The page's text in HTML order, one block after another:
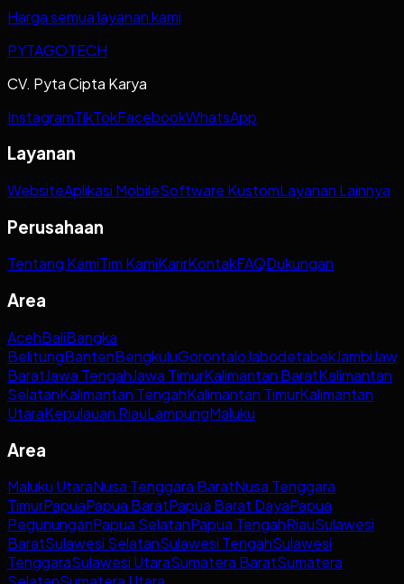
Harga semua layanan kami
PYTAGOTECH
CV. Pyta Cipta Karya
InstagramTikTokFacebookWhatsApp
Layanan
WebsiteAplikasi MobileSoftware KustomLayanan Lainnya
Perusahaan
Tentang KamiTim KamiKarirKontakFAQDukungan
Area
AcehBaliBangka
BelitungBantenBengkuluGorontaloJabodetabekJambi
BaratJawa TengahJawa TimurKalimantan BaratKalimantan
SelatanKalimantan TengahKalimantan TimurKalimantan
UtaraKepulauan RiauLampungMaluku
Area
Maluku UtaraNusa Tenggara BaratNusa Tenggara
TimurPapuaPapua BaratPapua Barat DayaPapua
PegununganPapua SelatanPapua TengahRiauSulawesi
BaratSulawesi SelatanSulawesi TengahSulawesi
TenggaraSulawesi UtaraSumatera BaratSumatera